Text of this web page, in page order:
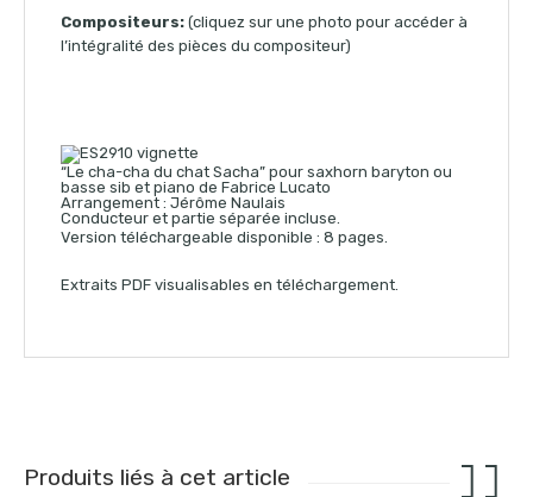
Compositeurs: (cliquez sur une photo pour accéder à
l’intégralité des pièces du compositeur)
“Le cha-cha du chat Sacha” pour saxhorn baryton ou
basse sib et piano de Fabrice Lucato
Arrangement : Jérôme Naulais
Conducteur et partie séparée incluse.
Version téléchargeable disponible : 8 pages.
Extraits PDF visualisables en téléchargement.
Produits liés à cet article